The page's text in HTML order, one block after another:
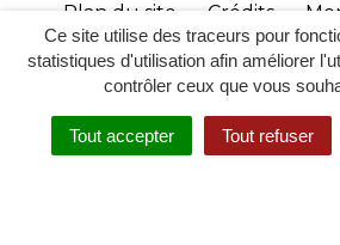
Ce site utilise des traceurs pour
statistiques d'utilisation afin améliorer
contrôler ceux que vous
Tout accepter Tout refuser
RECHERCHER
Plan du site
Crédits
Site
réalisé
par
Inovagora